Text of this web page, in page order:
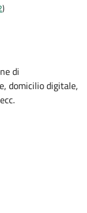
)
di
domicilio digitale,